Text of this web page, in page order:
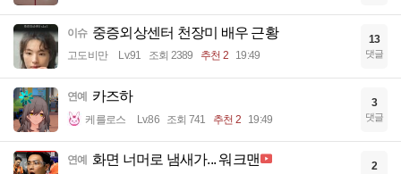
이슈 중증외상센터 천장미 배우 근황
고도비만 Lv.91 조회 2389 추천 2 19:49
13
댓글
연예 카즈하
케를로스 Lv.86 조회 741 추천 2 19:49
3
댓글
연예 화면 너머로 냄새가... 워크맨 2